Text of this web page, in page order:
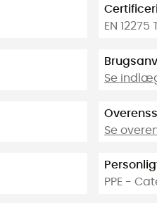
EN
Se
Se
PPE -